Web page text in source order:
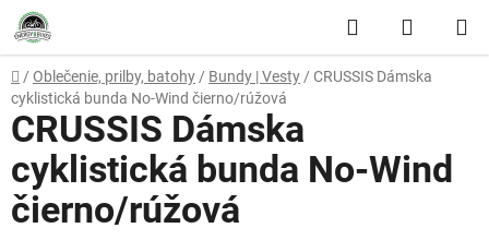
Prejsť na obsah Hľadať
Domov
/ Oblečenie, prilby, batohy / Bundy | Vesty / CRUSSIS Dámska
cyklistická bunda No-Wind čierno/rúžová
CRUSSIS Dámska
cyklistická bunda No-Wind
čierno/rúžová